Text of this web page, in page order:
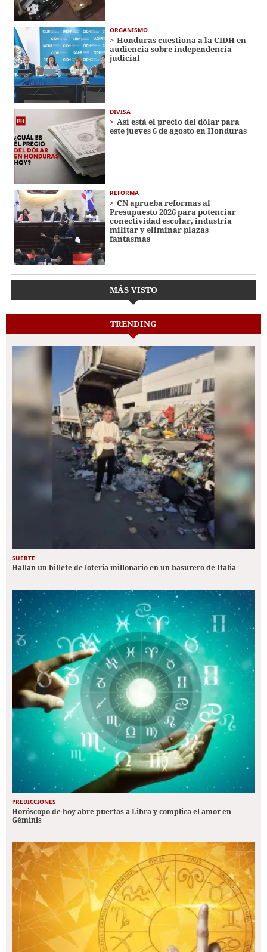
ORGANISMO
Honduras cuestiona a la CIDH en
audiencia sobre independencia
judicial
DIVISA
Así está el precio del dólar para
este jueves 6 de agosto en Honduras
REFORMA
CN aprueba reformas al
Presupuesto 2026 para potenciar
conectividad escolar, industria
militar y eliminar plazas
fantasmas
MÁS VISTO
TRENDING
SUERTE
Hallan un billete de lotería millonario en un basurero de Italia
PREDICCIONES
Horóscopo de hoy abre puertas a Libra y complica el amor en
Géminis